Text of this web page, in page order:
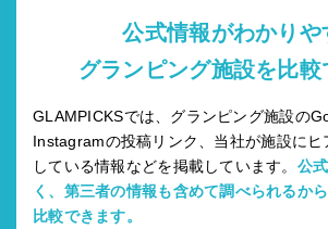
公式情報がわかりや
グランピング施設を比較
GLAMPICKSでは、グランピング施設の
Instagramの投稿リンク、当社が施設にヒ
している情報などを掲載しています。 公
く、第三者の情報も含めて調べられるか
比較できます。